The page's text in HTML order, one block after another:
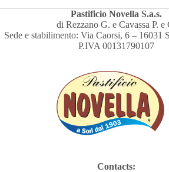
Pastificio Novella S.a.s.
di Rezzano G. e Cavassa P. e
Sede e stabilimento: Via Caorsi, 6 – 16031
P.IVA 00131790107
Contacts: